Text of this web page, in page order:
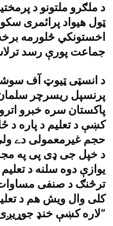
د ملګرو ملتونو د
ټول هيواد پرائمرى
اخستونکي څلورمه
جماعت پورې رسد
د انسټى ټيوټ آف
پرنسپل ريسرچر سلمان
پاکستان سره خبرو
کښې د تعليم د پاره د
حجم غيرمعمولى دے
د خپل جى ډى پى په
يوازې دوه سلنه د
ترڅنګ د صنفى مساوات
کلى وال ويش هم د
لاره کښې خنډ جوړيږى ـ”